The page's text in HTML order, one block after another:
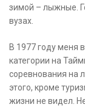
зимой – лыжные.
вузах.
В 1977 году меня
категории на
соревнования на
этого, кроме
жизни не видел.